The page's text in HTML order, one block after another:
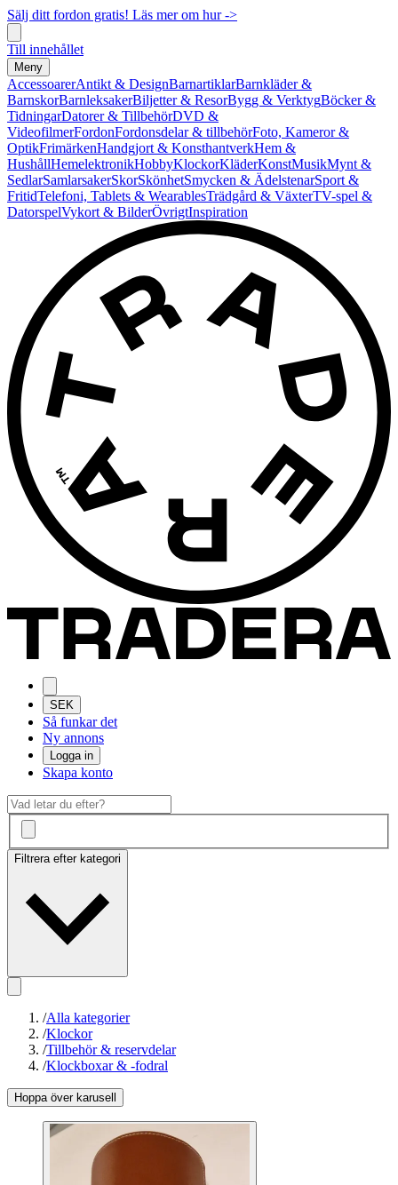
Sälj ditt fordon gratis! Läs mer om hur ->
Till innehållet
Meny
AccessoarerAntikt & DesignBarnartiklarBarnkläder &
BarnskorBarnleksakerBiljetter & ResorBygg & VerktygBöcker &
TidningarDatorer & TillbehörDVD &
VideofilmerFordonFordonsdelar & tillbehörFoto, Kameror &
OptikFrimärkenHandgjort & KonsthantverkHem &
HushållHemelektronikHobbyKlockorKläderKonstMusikMynt &
SedlarSamlarsakerSkorSkönhetSmycken & ÄdelstenarSport &
FritidTelefoni, Tablets & WearablesTrädgård & VäxterTV-spel &
DatorspelVykort & BilderÖvrigtInspiration
SEK
Så funkar det
Ny annons
Logga in
Skapa konto
Filtrera efter kategori
/Alla kategorier
/Klockor
/Tillbehör & reservdelar
/Klockboxar & -fodral
Hoppa över karusell